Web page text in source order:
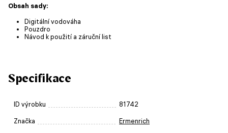
Obsah sady:
Digitální vodováha
Pouzdro
Návod k použití a záruční list
Specifikace
ID výrobku 81742
Značka Ermenrich